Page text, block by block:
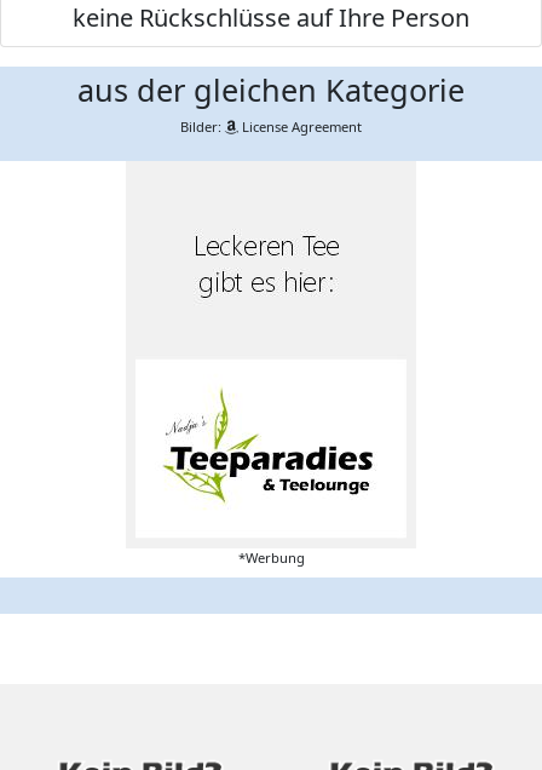
keine Rückschlüsse auf Ihre Person
aus der gleichen Kategorie
Bilder: License Agreement
*Werbung